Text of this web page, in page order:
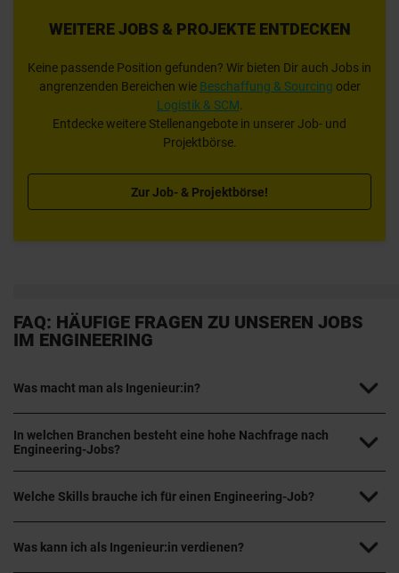
WEITERE JOBS & PROJEKTE ENTDECKEN
Keine passende Position gefunden? Wir bieten Dir auch Jobs in
angrenzenden Bereichen wie Beschaffung & Sourcing oder
Logistik & SCM.
Entdecke weitere Stellenangebote in unserer Job- und
Projektbörse.
Zur Job- & Projektbörse!
FAQ: HÄUFIGE FRAGEN ZU UNSEREN JOBS
IM ENGINEERING
Was macht man als Ingenieur:in?
In welchen Branchen besteht eine hohe Nachfrage nach
Engineering-Jobs?
Welche Skills brauche ich für einen Engineering-Job?
Was kann ich als Ingenieur:in verdienen?